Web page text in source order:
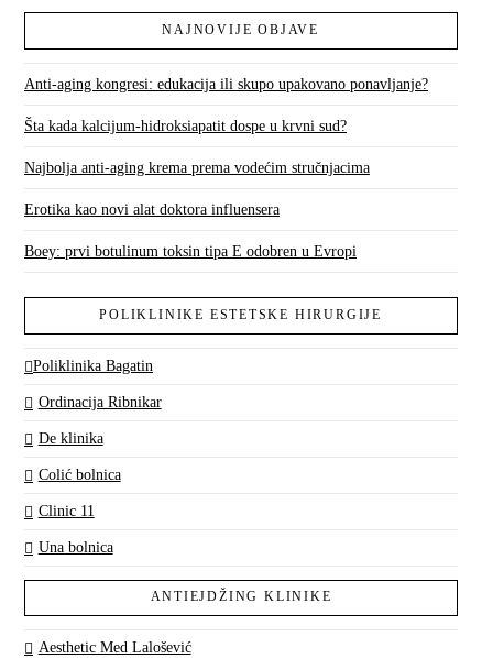
NAJNOVIJE OBJAVE
Anti-aging kongresi: edukacija ili skupo upakovano ponavljanje?
Šta kada kalcijum-hidroksiapatit dospe u krvni sud?
Najbolja anti-aging krema prema vodećim stručnjacima
Erotika kao novi alat doktora influensera
Boey: prvi botulinum toksin tipa E odobren u Evropi
POLIKLINIKE ESTETSKE HIRURGIJE
Poliklinika Bagatin
Ordinacija Ribnikar
De klinika
Colić bolnica
Clinic 11
Una bolnica
ANTIEJDŽING KLINIKE
Aesthetic Med Lalošević